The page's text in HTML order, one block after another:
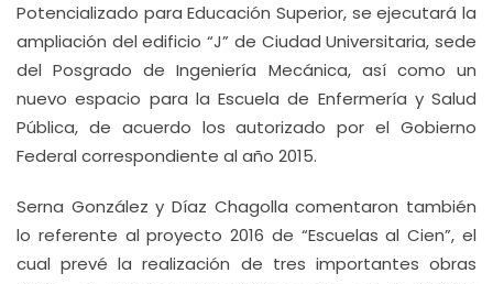
Potencializado para Educación Superior, se ejecutará la
ampliación del edificio “J” de Ciudad Universitaria, sede
del Posgrado de Ingeniería Mecánica, así como un
nuevo espacio para la Escuela de Enfermería y Salud
Pública, de acuerdo los autorizado por el Gobierno
Federal correspondiente al año 2015.
Serna González y Díaz Chagolla comentaron también
lo referente al proyecto 2016 de “Escuelas al Cien”, el
cual prevé la realización de tres importantes obras